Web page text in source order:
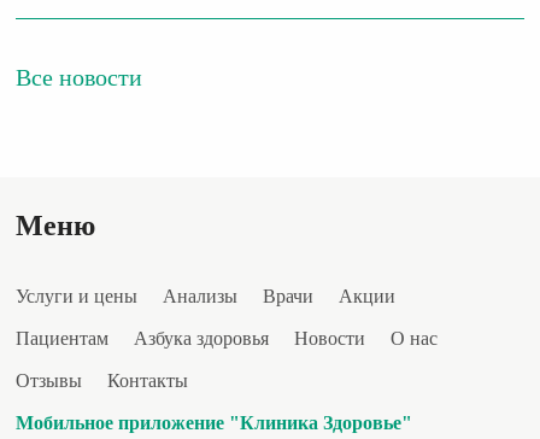
Bсе новости
Меню
Услуги и цены Анализы Врачи Акции
Пациентам Азбука здоровья Новости О нас
Отзывы Контакты
Мобильное приложение "Клиника Здоровье"